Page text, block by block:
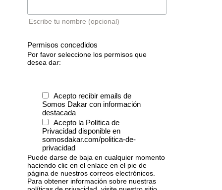
Escribe tu nombre (opcional)
Permisos concedidos
Por favor seleccione los permisos que
desea dar:
Acepto recibir emails de
Somos Dakar con información
destacada
Acepto la Política de
Privacidad disponible en
somosdakar.com/politica-de-
privacidad
Puede darse de baja en cualquier momento
haciendo clic en el enlace en el pie de
página de nuestros correos electrónicos.
Para obtener información sobre nuestras